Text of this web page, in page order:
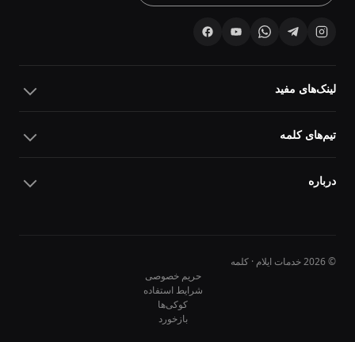
لینک‌های مفید
تیم‌های کلمه
درباره
© 2026 خدمات ایلام · کلمه
حریم خصوصی
شرایط استفاده
کوکی‌ها
بازخورد
10